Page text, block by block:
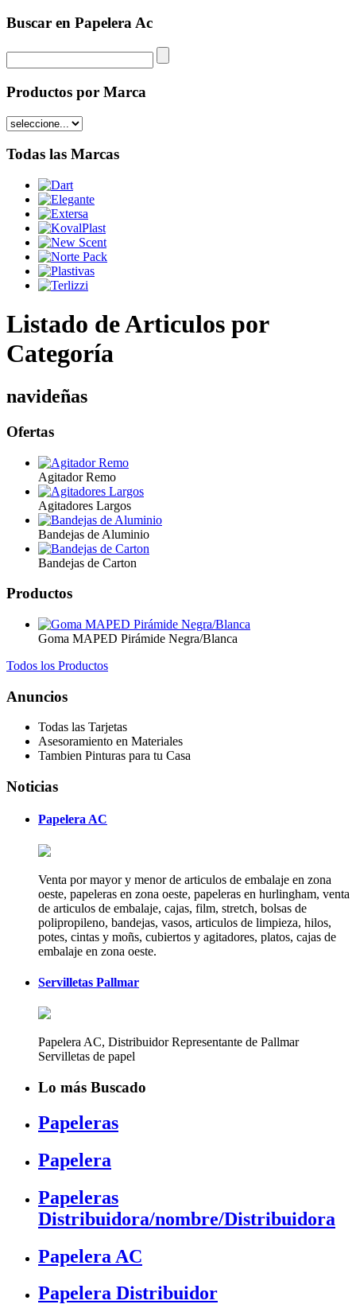
Buscar en Papelera Ac
Productos por Marca
Todas las Marcas
Listado de Articulos por
Categoría
navideñas
Ofertas
Agitador Remo
Agitadores Largos
Bandejas de Aluminio
Bandejas de Carton
Productos
Goma MAPED Pirámide Negra/Blanca
Todos los Productos
Anuncios
Todas las Tarjetas
Asesoramiento en Materiales
Tambien Pinturas para tu Casa
Noticias
Papelera AC
Venta por mayor y menor de articulos de embalaje en zona
oeste, papeleras en zona oeste, papeleras en hurlingham, venta
de articulos de embalaje, cajas, film, stretch, bolsas de
polipropileno, bandejas, vasos, articulos de limpieza, hilos,
potes, cintas y moñs, cubiertos y agitadores, platos, cajas de
embalaje en zona oeste.
Servilletas Pallmar
Papelera AC, Distribuidor Representante de Pallmar
Servilletas de papel
Lo más Buscado
Papeleras
Papelera
Papeleras
Distribuidora/nombre/Distribuidora
Papelera AC
Papelera Distribuidor